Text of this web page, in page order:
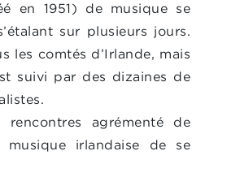
en 1951) de musique se
sur plusieurs jours.
les comtés d’Irlande, mais
suivi par des dizaines de
agrémenté de
irlandaise de se